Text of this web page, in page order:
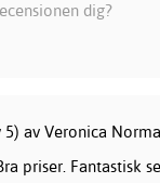
dig?
av Veronica
priser. Fantastisk